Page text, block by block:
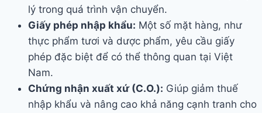
lý trong quá trình vận chuyển.
Giấy phép nhập khẩu: Một số mặt hàng, như
thực phẩm tươi và dược phẩm, yêu cầu giấy
phép đặc biệt để có thể thông quan tại Việt
Nam.
Chứng nhận xuất xứ (C.O.): Giúp giảm thuế
nhập khẩu và nâng cao khả năng cạnh tranh cho